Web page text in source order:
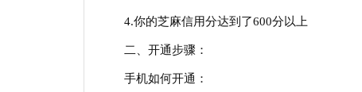
4.你的芝麻信用分达到了600分以上
二、开通步骤：
手机如何开通：